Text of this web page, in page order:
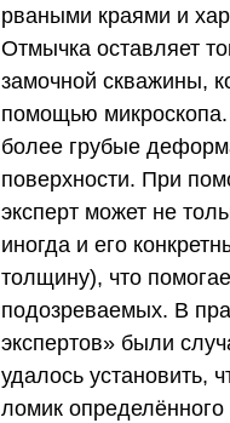
рваными краями и
Отмычка оставляет
замочной скважины,
помощью
более грубые
поверхности. При
эксперт может не
иногда и его
толщину), что
подозреваемых. В
экспертов» были
удалось установить,
ломик